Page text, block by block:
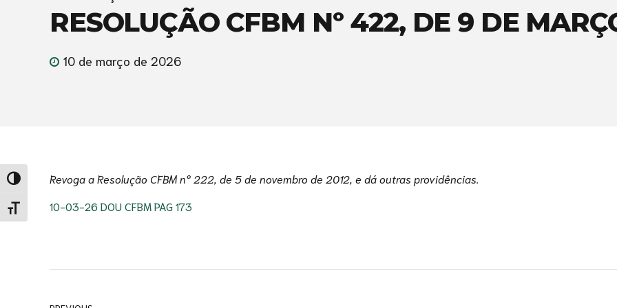
Alternar alto contraste
Alternar tamanho da fonte
RESOLUÇÃO CFBM Nº 422, DE 9 DE
10 de março de 2026
Revoga a Resolução CFBM nº 222, de 5 de novembro de 2012, e dá outras providências.
10-03-26 DOU CFBM PAG 173